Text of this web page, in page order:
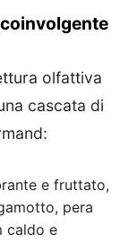
olfattiva
cascata di
e fruttato,
pera
caldo e